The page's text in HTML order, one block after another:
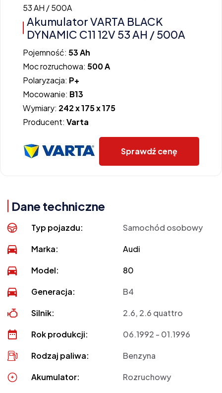
Akumulator VARTA BLACK
DYNAMIC C11 12V 53 AH / 500A
Pojemność: 53 Ah
Moc rozruchowa: 500 A
Polaryzacja: P+
Mocowanie: B13
Wymiary: 242 x 175 x 175
Producent: Varta
Sprawdź cenę
Dane techniczne
Typ pojazdu: Samochód osobowy
Marka: Audi
Model: 80
Generacja: B4
Silnik: 2.6, 2.6 quattro
Rok produkcji: 06.1992 - 01.1996
Rodzaj paliwa: Benzyna
Akumulator: Rozruchowy